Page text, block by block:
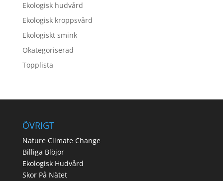
Ekologisk hudvård
Ekologisk kroppsvård
Ekologiskt smink
Okategoriserad
Topplista
ÖVRIGT
Nature Climate Change
Billiga Blöjor
Ekologisk Hudvård
Skor På Nätet